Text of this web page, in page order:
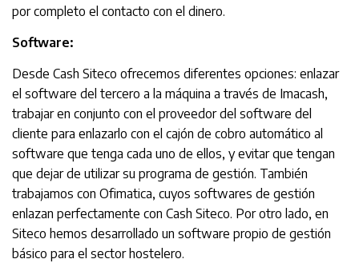
por completo el contacto con el dinero.
Software:
Desde Cash Siteco ofrecemos diferentes opciones: enlazar
el software del tercero a la máquina a través de Imacash,
trabajar en conjunto con el proveedor del software del
cliente para enlazarlo con el cajón de cobro automático al
software que tenga cada uno de ellos, y evitar que tengan
que dejar de utilizar su programa de gestión. También
trabajamos con Ofimatica, cuyos softwares de gestión
enlazan perfectamente con Cash Siteco. Por otro lado, en
Siteco hemos desarrollado un software propio de gestión
básico para el sector hostelero.